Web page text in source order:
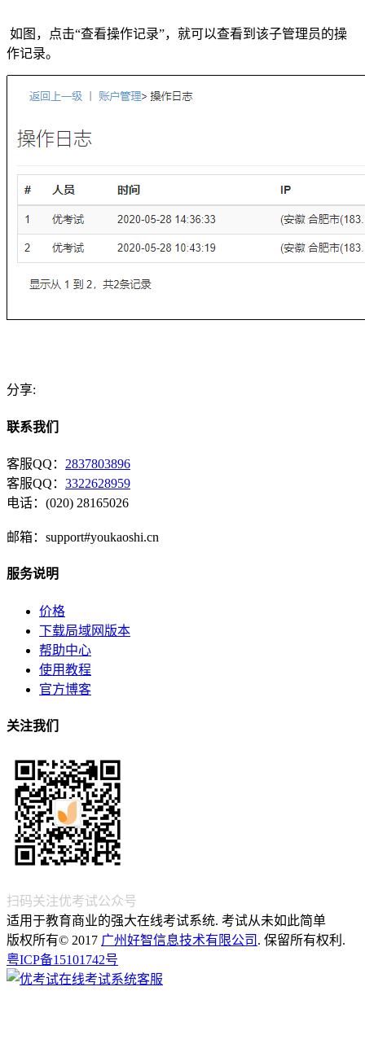
如图，点击“查看操作记录”，就可以查看到该子管理员的操
作记录。
分享:
联系我们
客服QQ： 2837803896
客服QQ： 3322628959
电话：(020) 28165026
邮箱：support#youkaoshi.cn
服务说明
价格
下载局域网版本
帮助中心
使用教程
官方博客
关注我们
扫码关注优考试公众号
适用于教育商业的强大在线考试系统. 考试从未如此简单
版权所有© 2017 广州好智信息技术有限公司 . 保留所有权利.
粤ICP备15101742号